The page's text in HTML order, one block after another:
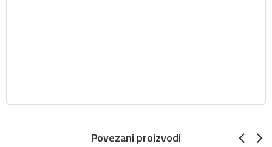
Povezani proizvodi